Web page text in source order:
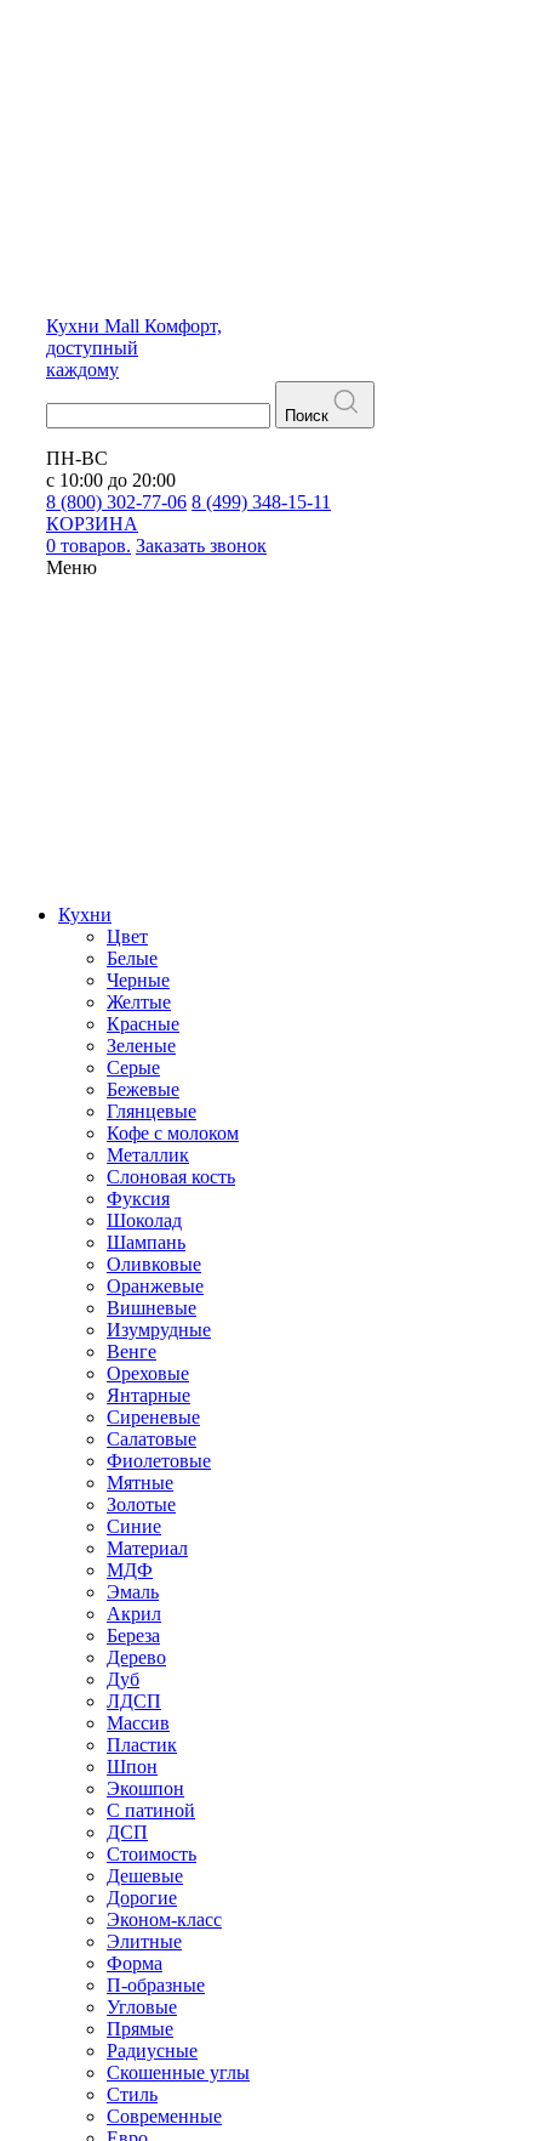
Кухни Mall Комфорт,
доступный
каждому
Поиск
ПН-ВС
с 10:00 до 20:00
8 (800) 302-77-06 8 (499) 348-15-11
КОРЗИНА
0 товаров. Заказать звонок
Меню
Кухни
Цвет
Белые
Черные
Желтые
Красные
Зеленые
Серые
Бежевые
Глянцевые
Кофе с молоком
Металлик
Слоновая кость
Фуксия
Шоколад
Шампань
Оливковые
Оранжевые
Вишневые
Изумрудные
Венге
Ореховые
Янтарные
Сиреневые
Салатовые
Фиолетовые
Мятные
Золотые
Синие
Материал
МДФ
Эмаль
Акрил
Береза
Дерево
Дуб
ЛДСП
Массив
Пластик
Шпон
Экошпон
С патиной
ДСП
Стоимость
Дешевые
Дорогие
Эконом-класс
Элитные
Форма
П-образные
Угловые
Прямые
Радиусные
Скошенные углы
Стиль
Современные